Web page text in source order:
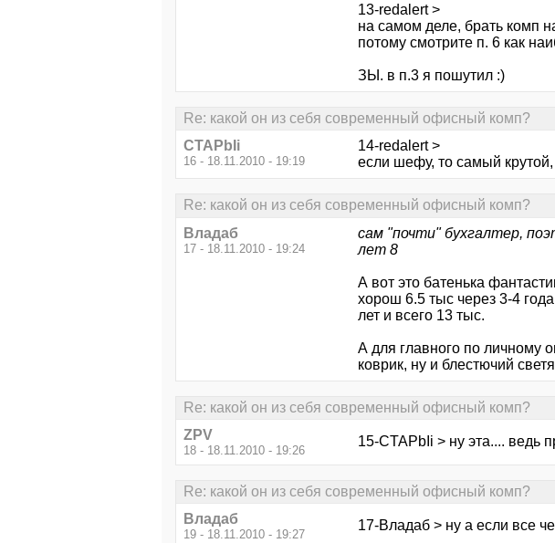
13-redalert >
на самом деле, брать комп
потому смотрите п. 6 как
ЗЫ. в п.3 я пошутил :)
Re: какой он из себя современный офисный комп?
CTAPbIi
16 - 18.11.2010 - 19:19
14-redalert >
если шефу, то самый
Re: какой он из себя современный офисный комп?
Владаб
17 - 18.11.2010 - 19:24
сам "почти" бухгалтер,
лет 8
А вот это батенька
хорош 6.5 тыс через 3-4
лет и всего 13 тыс.
А для главного по личному
коврик, ну и блестючий
Re: какой он из себя современный офисный комп?
ZPV
18 - 18.11.2010 - 19:26
15-CTAPbIi > ну эта.... ведь
Re: какой он из себя современный офисный комп?
Владаб
19 - 18.11.2010 - 19:27
17-Владаб > ну а если все